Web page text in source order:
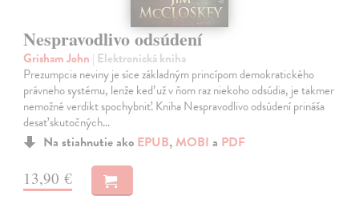
Nespravodlivo odsúdení
Grisham John | Elektronická kniha
Prezumpcia neviny je síce základným princípom demokratického
právneho systému, lenže keď už v ňom raz niekoho odsúdia, je takmer
nemožné verdikt spochybniť. Kniha Nespravodlivo odsúdení prináša
desať skutočných…
Na stiahnutie ako EPUB, MOBI a PDF
13,90 €